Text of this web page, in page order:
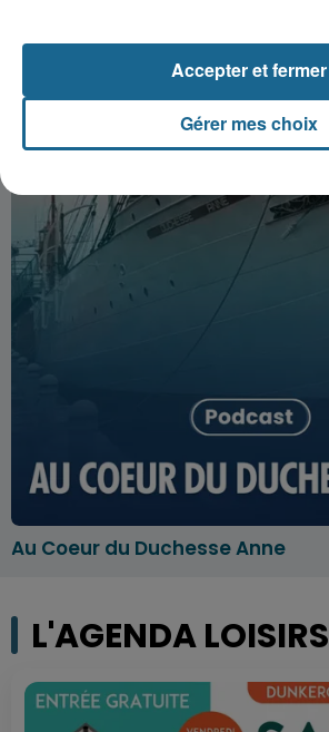
Au Coeur du Duchesse Anne
L'AGENDA LOISIRS
Gérer mes choix
Accepter et fermer